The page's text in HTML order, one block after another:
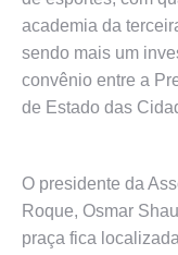
academia da
sendo mais um
convênio entre a
de Estado das
O presidente da
Roque, Osmar
praça fica